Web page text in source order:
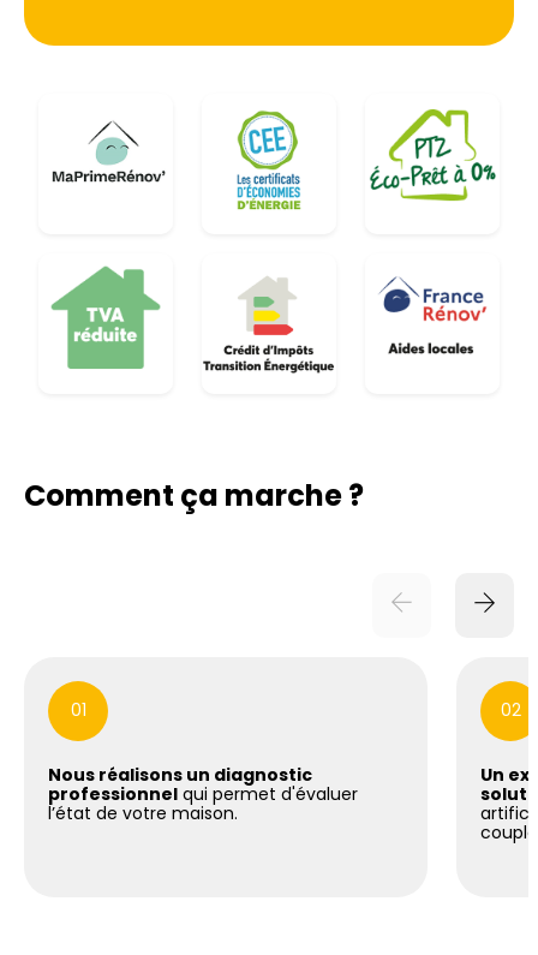
Comment ça marche ?
01
Nous réalisons un diagnostic
professionnel qui permet d'évaluer
l’état de votre maison.
02
Un